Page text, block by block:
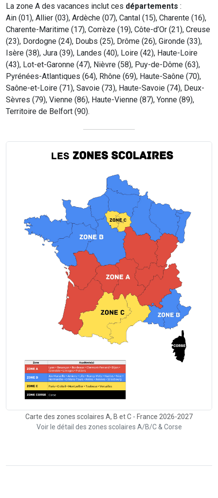
La zone A des vacances inclut ces départements :
Ain (01), Allier (03), Ardèche (07), Cantal (15), Charente (16),
Charente-Maritime (17), Corrèze (19), Côte-d’Or (21), Creuse
(23), Dordogne (24), Doubs (25), Drôme (26), Gironde (33),
Isère (38), Jura (39), Landes (40), Loire (42), Haute-Loire
(43), Lot-et-Garonne (47), Nièvre (58), Puy-de-Dôme (63),
Pyrénées-Atlantiques (64), Rhône (69), Haute-Saône (70),
Saône-et-Loire (71), Savoie (73), Haute-Savoie (74), Deux-
Sèvres (79), Vienne (86), Haute-Vienne (87), Yonne (89),
Territoire de Belfort (90).
Carte des zones scolaires A, B et C - France 2026-2027
Voir le détail des zones scolaires A/B/C & Corse